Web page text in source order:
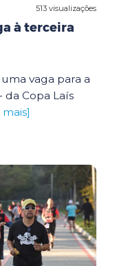
513 visualizações
à terceira
vaga para a
da Copa Laís
mais]